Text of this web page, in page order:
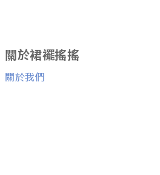
關於裙襬搖搖
關於我們